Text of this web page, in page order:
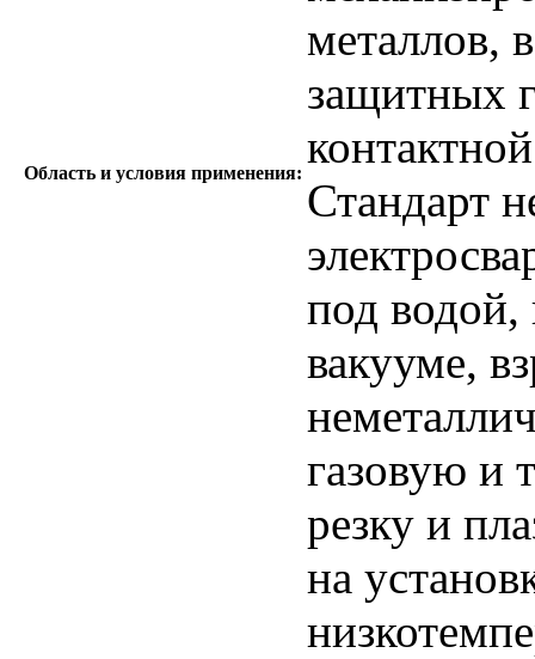
Область и условия применения:
металлов,
защитных
Стандарт
под водой,
вакууме,
газовую и
резку и
на